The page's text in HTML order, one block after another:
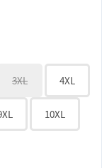
3XL 4XL
10XL